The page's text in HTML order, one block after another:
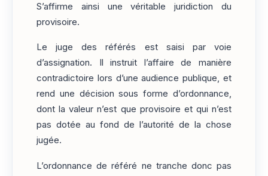
S’affirme ainsi une véritable juridiction du
provisoire.
Le juge des référés est saisi par voie
d’assignation. Il instruit l’affaire de manière
contradictoire lors d’une audience publique, et
rend une décision sous forme d’ordonnance,
dont la valeur n’est que provisoire et qui n’est
pas dotée au fond de l’autorité de la chose
jugée.
L’ordonnance de référé ne tranche donc pas